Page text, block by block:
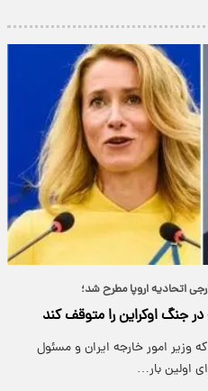
اتحادیه اروپا مطرح شد؛
جنگ اوکراین را متوقف کند
وزیر امور خارجه ایران و مسئول
اولین بار…